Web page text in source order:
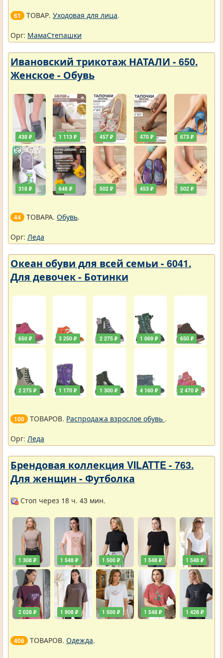
61 ТОВАР. Уходовая для лица.
Орг: МамаСтепашки
Ивановский трикотаж НАТАЛИ - 650.
Женское - Обувь
438 ₽
318 ₽
1 113 ₽
648 ₽
457 ₽
502 ₽
470 ₽
453 ₽
673 ₽
502 ₽
44 ТОВАРА. Обувь.
Орг: Леда
Океан обуви для всей семьи - 6041.
Для девочек - Ботинки
650 ₽
2 275 ₽
3 250 ₽
1 170 ₽
2 275 ₽
1 300 ₽
1 069 ₽
4 160 ₽
650 ₽
2 470 ₽
100 ТОВАРОВ. Распродажа взрослое обувь .
Орг: Леда
Брендовая коллекция VILATTE - 763.
Для женщин - Футболка
Стоп через 18 ч. 43 мин.
1 308 ₽
2 028 ₽
1 548 ₽
1 908 ₽
1 500 ₽
1 500 ₽
1 548 ₽
1 548 ₽
1 548 ₽
1 428 ₽
406 ТОВАРОВ. Одежда.